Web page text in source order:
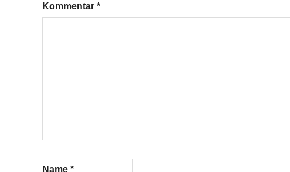
Kommentar *
Name *